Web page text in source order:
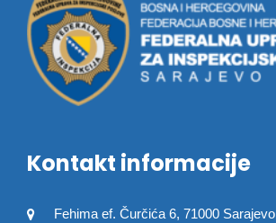
Kontakt informacije
Fehima ef. Čurčića 6, 71000 Sarajevo